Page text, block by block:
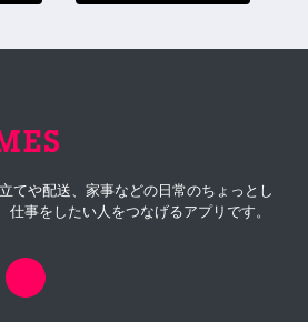
てや配送、家事などの日常のちょっとし
仕事をしたい人をつなげるアプリです。